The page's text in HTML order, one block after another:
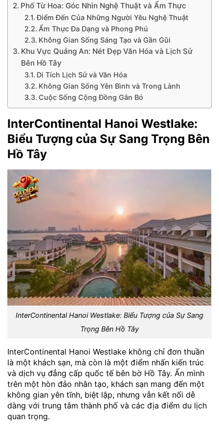
Phố Từ Hoa: Góc Nhìn Nghệ Thuật và Ẩm Thực
Điểm Đến Của Những Người Yêu Nghệ Thuật
Ẩm Thực Đa Dạng và Phong Phú
Không Gian Sống Sáng Tạo và Gần Gũi
Khu Vực Quảng An: Nét Đẹp Văn Hóa và Lịch Sử
Bên Hồ Tây
Di Tích Lịch Sử và Văn Hóa
Không Gian Sống Yên Bình và Trong Lành
Cuộc Sống Cộng Đồng Gắn Bó
InterContinental Hanoi Westlake:
Biểu Tượng của Sự Sang Trọng Bên
Hồ Tây
InterContinental Hanoi Westlake: Biểu Tượng của Sự Sang
Trọng Bên Hồ Tây
InterContinental Hanoi Westlake không chỉ đơn thuần
là một khách sạn, mà còn là một điểm nhấn kiến trúc
và dịch vụ đẳng cấp quốc tế bên bờ Hồ Tây. Ẩn mình
trên một hòn đảo nhân tạo, khách sạn mang đến một
không gian yên tĩnh, biệt lập, nhưng vẫn kết nối dễ
dàng với trung tâm thành phố và các địa điểm du lịch
quan trọng.